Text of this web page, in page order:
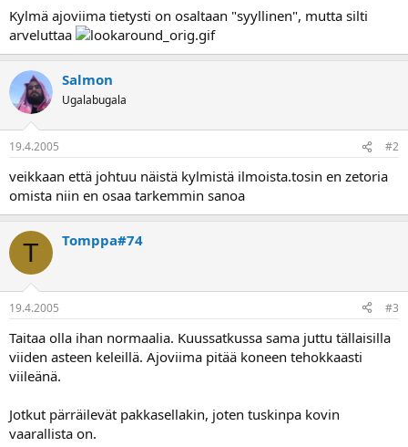
t
a
j
a
Kylmä ajoviima tietysti on osaltaan "syyllinen", mutta silti
arveluttaa
Salmon
Ugalabugala
19.4.2005 #2
veikkaan että johtuu näistä kylmistä ilmoista.tosin en zetoria
omista niin en osaa tarkemmin sanoa
T Tomppa#74
19.4.2005 #3
Taitaa olla ihan normaalia. Kuussatkussa sama juttu tällaisilla
viiden asteen keleillä. Ajoviima pitää koneen tehokkaasti
viileänä.
Jotkut pärräilevät pakkasellakin, joten tuskinpa kovin
vaarallista on.